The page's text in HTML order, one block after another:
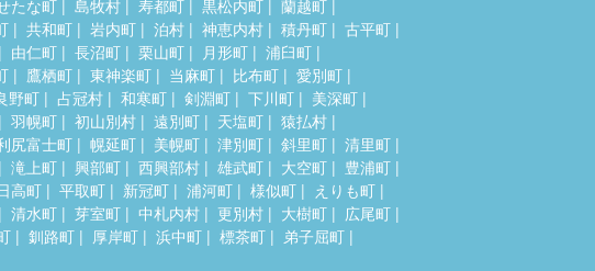
たな町 島牧村 寿都町 黒松内町
蘭越町
共和町 岩内町 泊村 神恵内村 積丹町
古平町
由仁町 長沼町 栗山町 月形町
浦臼町
鷹栖町 東神楽町 当麻町 比布町
愛別町
野町 占冠村 和寒町 剣淵町 下川町
美深町
羽幌町 初山別村 遠別町 天塩町
猿払村
尻富士町 幌延町 美幌町 津別町 斜里町
清里町
滝上町 興部町 西興部村 雄武町 大空町
豊浦町
高町 平取町 新冠町 浦河町 様似町
えりも町
清水町 芽室町 中札内村 更別村 大樹町
広尾町
釧路町 厚岸町 浜中町 標茶町
弟子屈町